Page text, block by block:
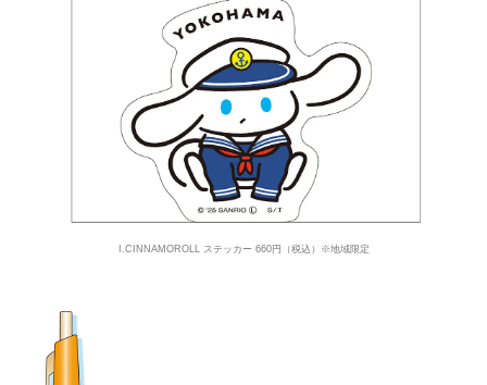
I.CINNAMOROLL ステッカー 660円（税込）※地域限定